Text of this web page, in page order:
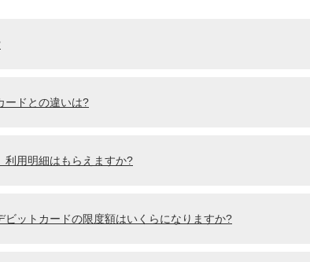
ードとの違いは?
利用明細はもらえますか?
ビットカードの限度額はいくらになりますか?